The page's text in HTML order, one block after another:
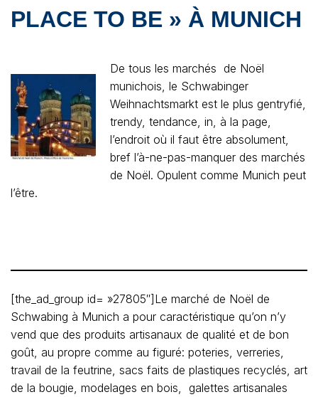
PLACE TO BE » À MUNICH
De tous les marchés de Noël
munichois, le Schwabinger
Weihnachtsmarkt est le plus gentryfié,
trendy, tendance, in, à la page,
l’endroit où il faut être absolument,
bref l’à-ne-pas-manquer des marchés
de Noël. Opulent comme Munich peut
l’être.
[the_ad_group id= »27805″]Le marché de Noël de
Schwabing à Munich a pour caractéristique qu’on n’y
vend que des produits artisanaux de qualité et de bon
goût, au propre comme au figuré: poteries, verreries,
travail de la feutrine, sacs faits de plastiques recyclés, art
de la bougie, modelages en bois, galettes artisanales